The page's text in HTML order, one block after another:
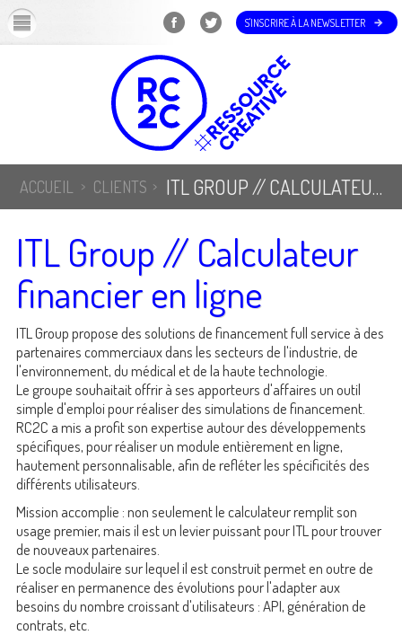
S'INSCRIRE À LA NEWSLETTER
ACCUEIL CLIENTS ITL GROUP // CALCULATEUR FINANCIER EN LIGNE
ITL Group // Calculateur
financier en ligne
ITL Group propose des solutions de financement full service à des
partenaires commerciaux dans les secteurs de l'industrie, de
l'environnement, du médical et de la haute technologie.
Le groupe souhaitait offrir à ses apporteurs d'affaires un outil
simple d'emploi pour réaliser des simulations de financement.
RC2C a mis a profit son expertise autour des développements
spécifiques, pour réaliser un module entièrement en ligne,
hautement personnalisable, afin de refléter les spécificités des
différents utilisateurs.
Mission accomplie : non seulement le calculateur remplit son
usage premier, mais il est un levier puissant pour ITL pour trouver
de nouveaux partenaires.
Le socle modulaire sur lequel il est construit permet en outre de
réaliser en permanence des évolutions pour l'adapter aux
besoins du nombre croissant d'utilisateurs : API, génération de
contrats, etc.